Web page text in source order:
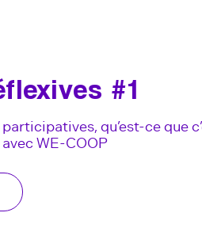
#1
qu’est-ce que
WE-COOP